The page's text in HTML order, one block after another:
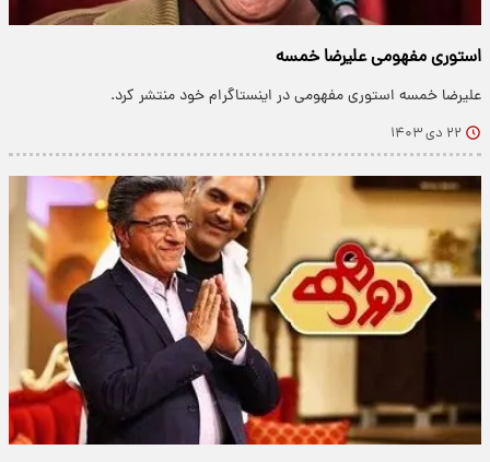
استوری مفهومی علیرضا خمسه
علیرضا خمسه استوری مفهومی در اینستاگرام خود منتشر کرد.
۲۲ دی ۱۴۰۳